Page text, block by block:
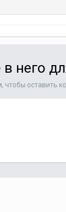
в него
чтобы оставить